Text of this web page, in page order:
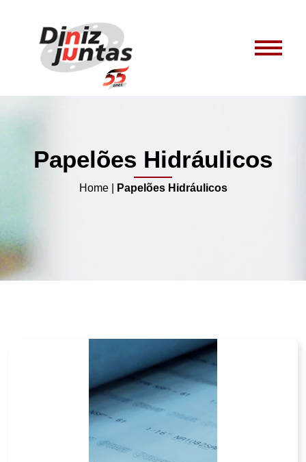
Papelões Hidráulicos
Home| Papelões Hidráulicos